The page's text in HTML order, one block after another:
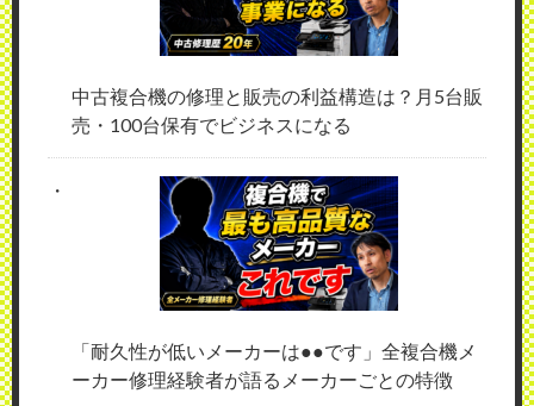
中古複合機の修理と販売の利益構造は？月5台販
売・100台保有でビジネスになる
「耐久性が低いメーカーは●●です」全複合機メ
ーカー修理経験者が語るメーカーごとの特徴